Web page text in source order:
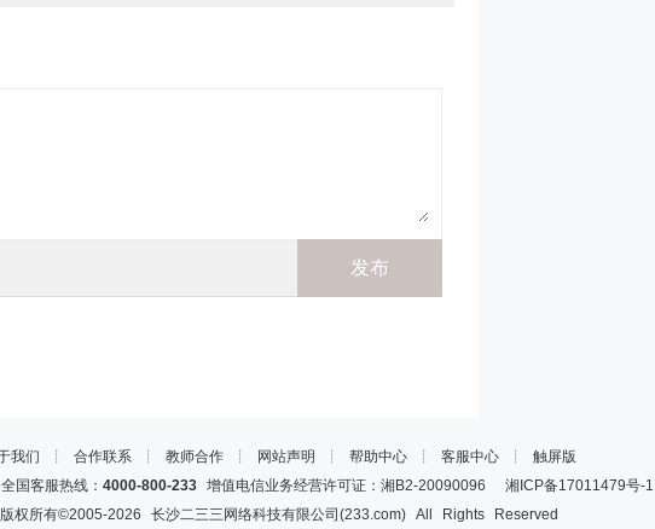
我们 ┊ 合作联系 ┊ 教师合作 ┊ 网站声明 ┊ 帮助中心 ┊ 客服中心 ┊ 触屏版
国客服热线： 4000-800-233增值电信业务经营许可证：湘B2-20090096 湘ICP备17011479号-1
版权所有©2005-2026 长沙二三三网络科技有限公司(233.com) All Rights Reserved